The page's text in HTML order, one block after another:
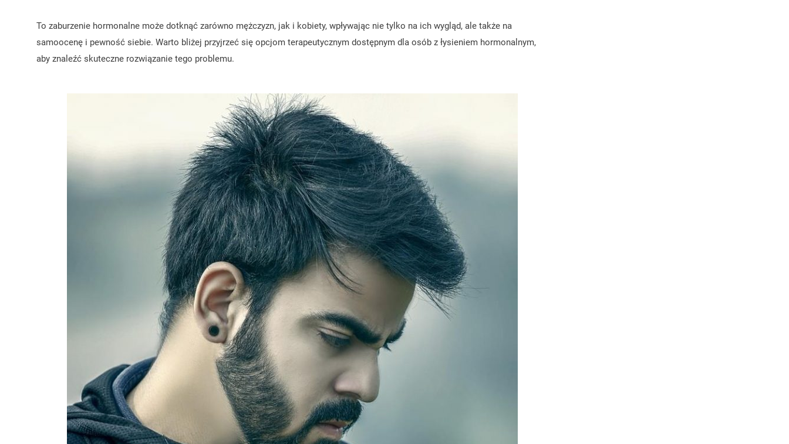
To zaburzenie hormonalne może dotknąć zarówno mężczyzn, jak i kobiety, wpływając nie tylko na ich wygląd, ale także na
samoocenę i pewność siebie. Warto bliżej przyjrzeć się opcjom terapeutycznym dostępnym dla osób z łysieniem hormonalnym,
aby znaleźć skuteczne rozwiązanie tego problemu.